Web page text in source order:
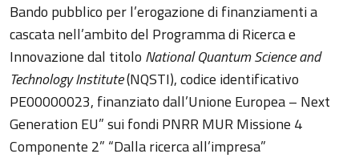
Bando pubblico per l’erogazione di finanziamenti a
cascata nell’ambito del Programma di Ricerca e
Innovazione dal titolo National Quantum Science and
Technology Institute(NQSTI), codice identificativo
PE00000023, finanziato dall’Unione Europea – Next
Generation EU” sui fondi PNRR MUR Missione 4
Componente 2” “Dalla ricerca all’impresa”